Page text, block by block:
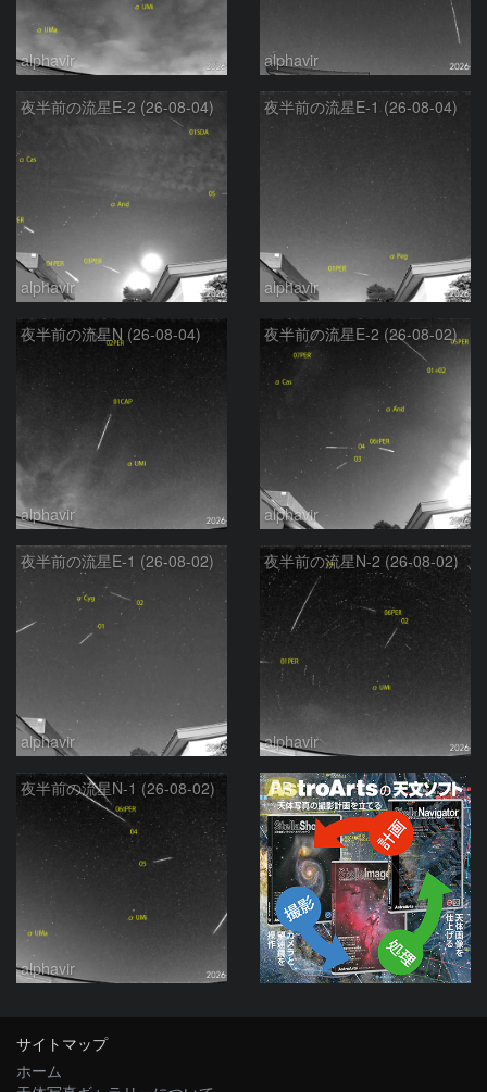
alphavir alphavir
夜半前の流星E-2 (26-08-04)
alphavir
夜半前の流星E-1 (26-08-04)
alphavir
夜半前の流星N (26-08-04)
alphavir
夜半前の流星E-2 (26-08-02)
alphavir
夜半前の流星E-1 (26-08-02)
alphavir
夜半前の流星N-2 (26-08-02)
alphavir
夜半前の流星N-1 (26-08-02)
alphavir
PR
サイトマップ
ホーム